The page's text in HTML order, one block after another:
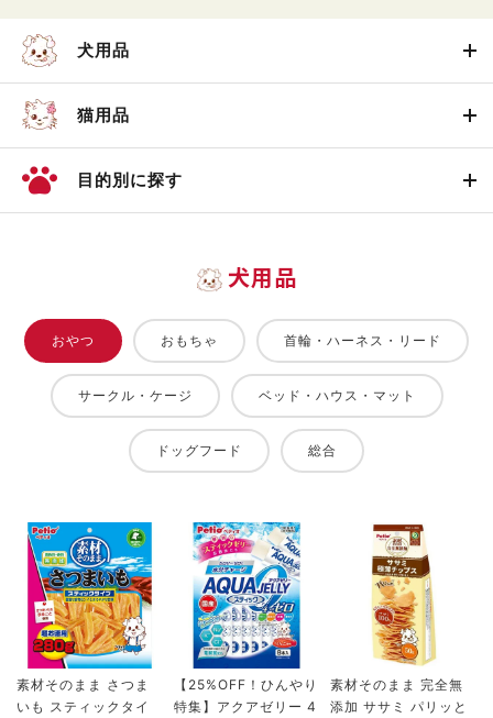
犬用品
猫用品
目的別に探す
犬用品
おやつ おもちゃ 首輪・ハーネス・リード
サークル・ケージ ベッド・ハウス・マット
ドッグフード 総合
素材そのまま さつま
いも スティックタイ
【25%OFF！ひんやり
特集】アクアゼリー 4
素材そのまま 完全無
添加 ササミ パリッと